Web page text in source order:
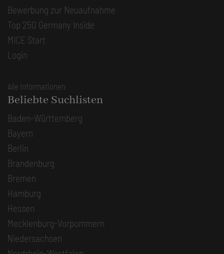
Bewerbung zur Neuaufnahme
Top 250 Germany Inside
MICE Start
Login
Alle Informationen
Beliebte Suchlisten
Baden-Württemberg
Bayern
Berlin
Brandenburg
Bremen
Hamburg
Hessen
Mecklenburg-Vorpommern
Niedersachsen